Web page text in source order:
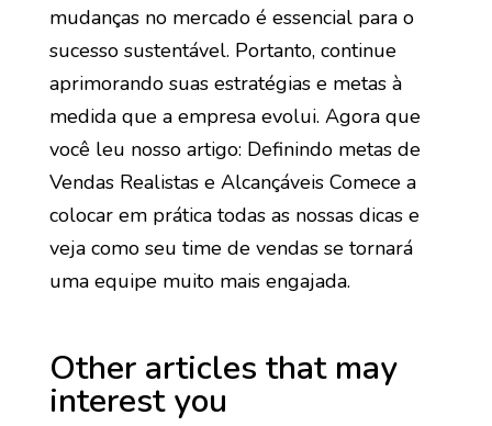
mudanças no mercado é essencial para o
sucesso sustentável. Portanto, continue
aprimorando suas estratégias e metas à
medida que a empresa evolui. Agora que
você leu nosso artigo: Definindo metas de
Vendas Realistas e Alcançáveis Comece a
colocar em prática todas as nossas dicas e
veja como seu time de vendas se tornará
uma equipe muito mais engajada.
Other articles that may
interest you